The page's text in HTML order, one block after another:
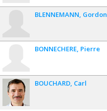
BLENNEMANN Gordon
BONNECHERE Pierre
BOUCHARD Carl